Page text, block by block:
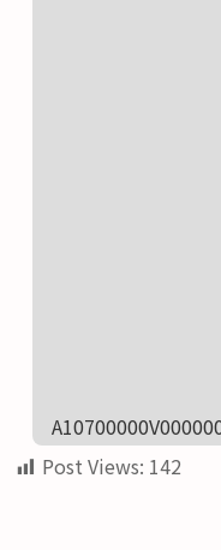
Post Views: 142